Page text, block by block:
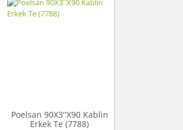
Poelsan 90X3''X90 Kablin
Erkek Te (7788)